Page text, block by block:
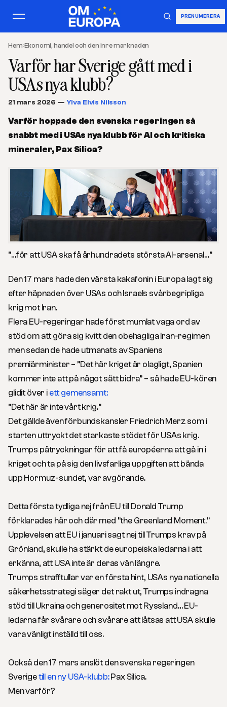
PRENUMERERA
Hem›Ekonomi, handel och den inre marknaden
Varför har Sverige gått med i
USAs nya klubb?
21 mars 2026 — Ylva Elvis Nilsson
Varför hoppade den svenska regeringen så
snabbt med i USAs nya klubb för AI och kritiska
mineraler, Pax Silica?
”…för att USA ska få århundradets största AI-arsenal…”
Den 17 mars hade den värsta kakafonin i Europa lagt sig
efter häpnaden över USAs och Israels svårbegripliga
krig mot Iran.
Flera EU-regeringar hade först mumlat vaga ord av
stöd om att göra sig kvitt den obehagliga Iran-regimen
men sedan de hade utmanats av Spaniens
premiärminister – ”Det här kriget är olagligt, Spanien
kommer inte att på något sätt bidra” – så hade EU-kören
glidit över i ett gemensamt:
”Det här är inte vårt krig.”
Det gällde även förbundskansler Friedrich Merz som i
starten uttryckt det starkaste stödet för USAs krig.
Trumps påtryckningar för att få européerna att gå in i
kriget och ta på sig den livsfarliga uppgiften att bända
upp Hormuz-sundet, var avgörande.
Detta första tydliga nej från EU till Donald Trump
förklarades här och där med ”the Greenland Moment.”
Upplevelsen att EU i januari sagt nej till Trumps krav på
Grönland, skulle ha stärkt de europeiska ledarna i att
erkänna, att USA inte är deras vän längre.
Trumps strafftullar var en första hint, USAs nya nationella
säkerhetsstrategi säger det rakt ut, Trumps indragna
stöd till Ukraina och generositet mot Ryssland… EU-
ledarna får svårare och svårare att låtsas att USA skulle
vara vänligt inställd till oss.
Också den 17 mars anslöt den svenska regeringen
Sverigetill en ny USA-klubb:Pax Silica.
Men varför?